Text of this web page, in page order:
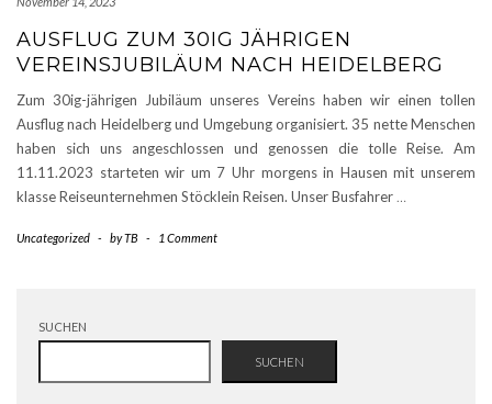
AUSFLUG ZUM 30IG JÄHRIGEN
VEREINSJUBILÄUM NACH HEIDELBERG
Zum 30ig-jährigen Jubiläum unseres Vereins haben wir einen tollen
Ausflug nach Heidelberg und Umgebung organisiert. 35 nette Menschen
haben sich uns angeschlossen und genossen die tolle Reise. Am
11.11.2023 starteten wir um 7 Uhr morgens in Hausen mit unserem
klasse Reiseunternehmen Stöcklein Reisen. Unser Busfahrer …
Uncategorized - byTB - 1 Comment
SUCHEN
SUCHEN